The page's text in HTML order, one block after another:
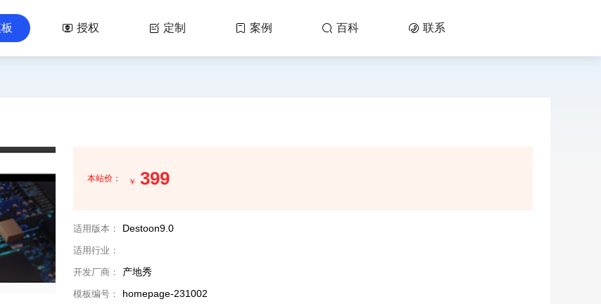
 授权  定制  案例  百科  联系
本站价： ￥ 399
适用版本： Destoon9.0
适用行业：
开发厂商： 产地秀
模板编号： homepage-231002